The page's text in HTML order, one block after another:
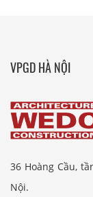
VPGD HÀ NỘI
36 Hoàng Cầu,
Nội.